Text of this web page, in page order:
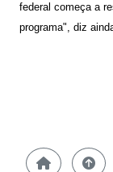
federal começa a
programa", diz